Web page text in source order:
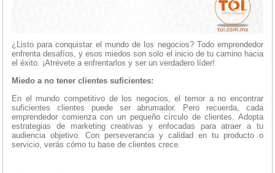
¿Listo para conquistar el mundo de los negocios? Todo emprendedor
enfrenta desafíos, y esos miedos son solo el inicio de tu camino hacia
el éxito. ¡Atrévete a enfrentarlos y ser un verdadero líder!
Miedo a no tener clientes suficientes:
En el mundo competitivo de los negocios, el temor a no encontrar
suficientes clientes puede ser abrumador. Pero recuerda, cada
emprendedor comienza con un pequeño círculo de clientes. Adopta
estrategias de marketing creativas y enfocadas para atraer a tu
audiencia objetivo. Con perseverancia y calidad en tu producto o
servicio, verás cómo tu base de clientes crece.